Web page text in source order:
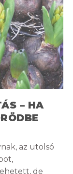
– HA
az utolsó
de